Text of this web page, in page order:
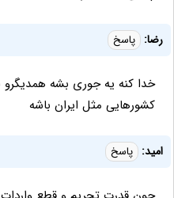
رضا: پاسخ
خدا کنه یه جوری بشه همدیگرو
کشورهایی مثل ایران باشه
امید: پاسخ